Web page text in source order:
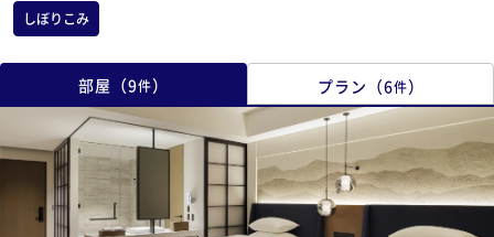
しぼりこみ
部屋 （9件） プラン （6件）